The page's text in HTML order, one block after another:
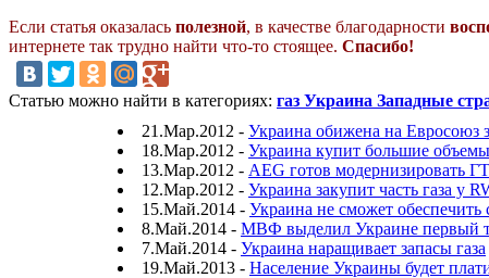
Если статья оказалась полезной, в качестве благодарности
интернете так трудно найти что-то стоящее. Спасибо!
Статью можно найти в категориях: газ Украина Западные
21.Мар.2012 - Украина обижена на Евросоюз
18.Мар.2012 - Украина купит большие
13.Мар.2012 - AEG готов модернизировать
12.Мар.2012 - Украина закупит часть газа у
15.Май.2014 - Украина не сможет обеспечить
8.Май.2014 - МВФ выделил Украине первый
7.Май.2014 - Украина наращивает запасы газа
19.Май.2013 - Население Украины будет